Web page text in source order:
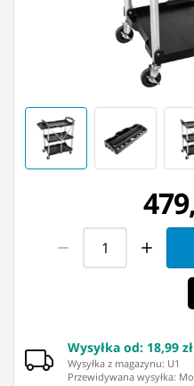
Wysyłka od: 18,99 zł
Wysyłka z magazynu: ⁨U1⁩
Przewidywana wysyłka: